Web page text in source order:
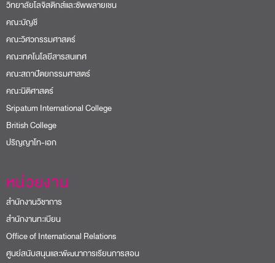
วิทยาลัยโลจิสติกส์และซัพพลายเชน
คณะบัญชี
คณะวิศวกรรมศาสตร์
คณะเทคโนโลยีสารสนเทศ
คณะสถาปัตยกรรมศาสตร์
คณะนิติศาสตร์
Sripatum International College
British College
ปริญญาโท-เอก
หน่วยงาน
สำนักงานวิชาการ
สำนักงานทะเบียน
Office of International Relations
ศูนย์สนับสนุนและพัฒนาการเรียนการสอน